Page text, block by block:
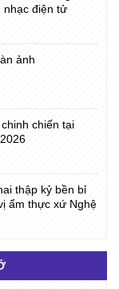
điện tử
ảnh
chiến tại
thập kỷ bền bỉ
ẩm thực xứ Nghệ